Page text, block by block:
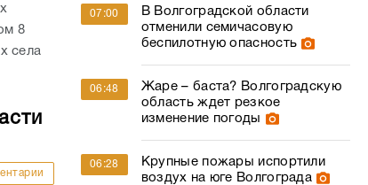
8
села
07:00
В Волгоградской области
отменили семичасовую
беспилотную опасность
06:48
Жаре – баста? Волгоградскую
область ждет резкое
изменение погоды
06:28
Крупные пожары испортили
воздух на юге Волгограда